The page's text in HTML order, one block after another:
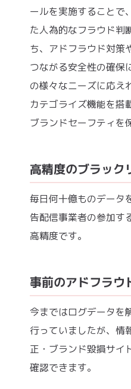
ールを実施することで
た人為的なフラウド判
ち、アドフラウド対策
つながる安全性の確保
の様々なニーズに応え
カテゴライズ機能を搭
ブランドセーフティを
高精度のブラック
毎日何十億ものデータ
告配信事業者の参加す
高精度です。
事前のアドフラウ
今まではログデータを
行っていましたが、情
正・ブランド毀損サイ
確認できます。